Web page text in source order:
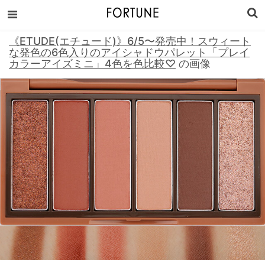
《ETUDE(エチュード)》6/5〜発売中！スウィート
な発色の6色入りのアイシャドウパレット「プレイ
カラーアイズミニ」4色を色比較♡ の画像